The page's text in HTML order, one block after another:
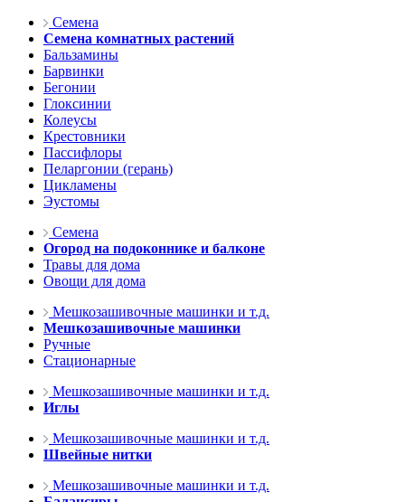
Семена
Семена комнатных растений
Бальзамины
Барвинки
Бегонии
Глоксинии
Колеусы
Крестовники
Пассифлоры
Пеларгонии (герань)
Цикламены
Эустомы
Семена
Огород на подоконнике и балконе
Травы для дома
Овощи для дома
Мешкозашивочные машинки и т.д.
Мешкозашивочные машинки
Ручные
Стационарные
Мешкозашивочные машинки и т.д.
Иглы
Мешкозашивочные машинки и т.д.
Швейные нитки
Мешкозашивочные машинки и т.д.